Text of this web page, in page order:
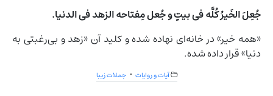
جُعِلَ الخَیرُ کُلَّه فی بیتٍ و جُعل مِفتاحه الزهد فی الدنیا.
«همه خیر» در خانه‌ای نهاده شده و کلید آن «زهد و بی‌رغبتی به
دنیا» قرار داده شده.
آیات و روایات جملات زیبا